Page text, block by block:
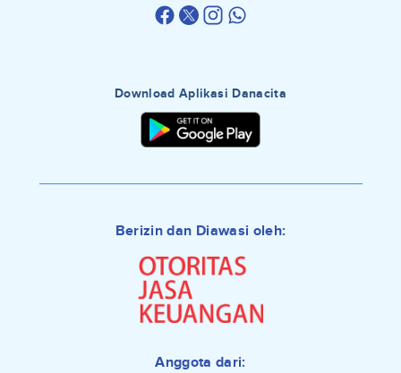
Download Aplikasi Danacita
Berizin dan Diawasi oleh:
Anggota dari: